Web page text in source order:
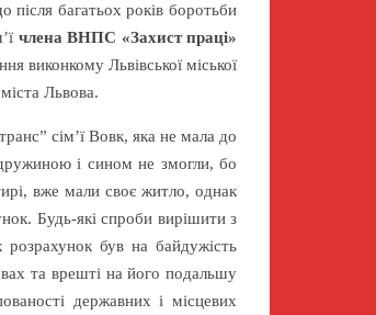
багатьох років боротьби
члена ВНПС «Захист праці»
виконкому Львівської міської
Львова.
сім’ї Вовк, яка не мала до
і сином не змогли, бо
вже мали своє житло, однак
Будь-які спроби вирішити з
був на байдужість
та врешті на його подальшу
державних і місцевих